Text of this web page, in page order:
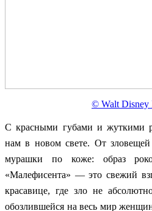
© Walt Disney
С красными губами и жуткими
нам в новом свете. От зловещей
мурашки по коже: образ
«Малефисента» — это свежий
красавице, где зло не
обозлившейся на весь мир